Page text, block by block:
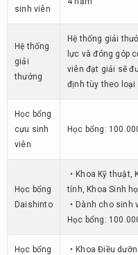
sinh viên
Hệ thống
giải
thưởng
Hệ thống giải
lực và đóng góp
viên đạt giải sẽ
định tùy theo loại
Học bổng
cựu sinh
viên
Học bổng:
Học bổng
Daishinto
・Khoa Kỹ thuật,
tính, Khoa Sinh
・Dành cho sinh
Học bổng:
Học bổng
・Khoa Điều